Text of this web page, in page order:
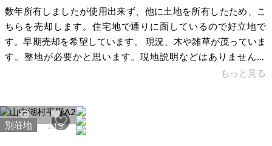
数年所有しましたが使用出来ず、他に土地を所有したため、こ
ちらを売却します。住宅地で通りに面しているので好立地で
す。早期売却を希望しています。 現況、木や雑草が茂っていま
す。整地が必要かと思います。現地説明などはありませんの
で、自由に見学をしてください。価格の相談も受け付けていま
および公簿売買でのお取引きとなります。
もっと見る
30755 215
別荘地